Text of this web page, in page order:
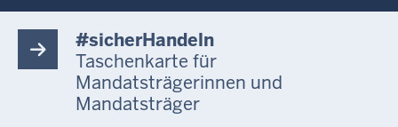
befinden
sich
hier
T
a
c
#sicherHandeln
Taschenkarte für
Mandatsträgerinnen und
Mandatsträger